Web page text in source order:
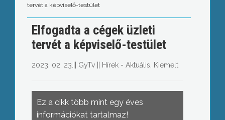
tervét a képviselő-testület
Elfogadta a cégek üzleti
tervét a képviselő-testület
2023. 02. 23. GyTv|| Hírek - Aktuális Kiemelt
Ez a cikk több mint egy éves
információkat tartalmaz!